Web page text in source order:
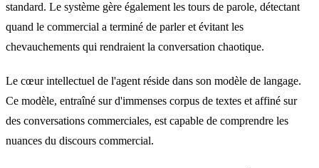
standard. Le système gère également les tours de parole, détectant
quand le commercial a terminé de parler et évitant les
chevauchements qui rendraient la conversation chaotique.
Le cœur intellectuel de l'agent réside dans son modèle de langage.
Ce modèle, entraîné sur d'immenses corpus de textes et affiné sur
des conversations commerciales, est capable de comprendre les
nuances du discours commercial.